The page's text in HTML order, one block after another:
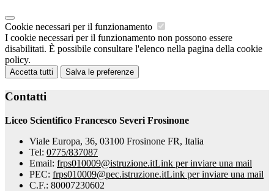
Cookie necessari per il funzionamento
I cookie necessari per il funzionamento non possono essere
disabilitati. È possibile consultare l'elenco nella pagina della cookie
policy.
Accetta tutti Salva le preferenze
Contatti
Liceo Scientifico Francesco Severi Frosinone
Viale Europa, 36, 03100 Frosinone FR, Italia
Tel: 0775/837087
Email: frps010009@istruzione.itLink per inviare una mail
PEC: frps010009@pec.istruzione.itLink per inviare una mail
C.F.: 80007230602